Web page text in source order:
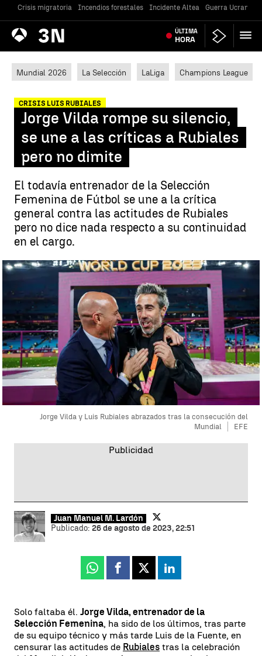
Crisis migratoria Incendios forestales Incidente Altea Guerra Ucrania
Antena
3 Noticias ÚLTIMA
HORA
Mundial 2026 La Selección LaLiga Champions League
CRISIS LUIS RUBIALES
Jorge Vilda rompe su silencio,
se une a las críticas a Rubiales
pero no dimite
El todavía entrenador de la Selección
Femenina de Fútbol se une a la crítica
general contra las actitudes de Rubiales
pero no dice nada respecto a su continuidad
en el cargo.
Jorge Vilda y Luis Rubiales abrazados tras la consecución del
Mundial
EFE
Juan Manuel M. Lardón
Publicado: 26 de agosto de 2023, 22:51
Whatsapp
Facebook
X Linkedin
Solo faltaba él. Jorge Vilda, entrenador de la
Selección Femenina, ha sido de los últimos, tras parte
de su equipo técnico y más tarde Luis de la Fuente, en
censurar las actitudes de Rubiales tras la celebración